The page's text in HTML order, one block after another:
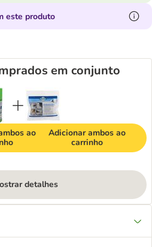
este produto
em conjunto
ao
Adicionar ambos ao
carrinho
detalhes